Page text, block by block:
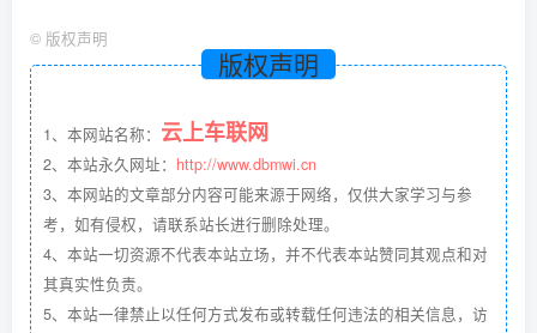
© 版权声明
版权声明
1、本网站名称： 云上车联网
2、本站永久网址： http://www.dbmwi.cn
3、本网站的文章部分内容可能来源于网络，仅供大家学习与参
考，如有侵权，请联系站长进行删除处理。
4、本站一切资源不代表本站立场，并不代表本站赞同其观点和对
其真实性负责。
5、本站一律禁止以任何方式发布或转载任何违法的相关信息，访